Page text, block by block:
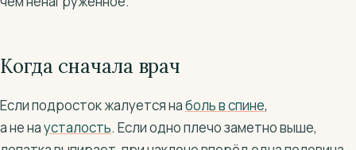
Когда сначала врач
Если подросток жалуется наболь в спине,
а не наусталость. Если одно плечо заметно выше,